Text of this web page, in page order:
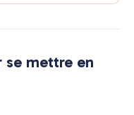
se mettre en